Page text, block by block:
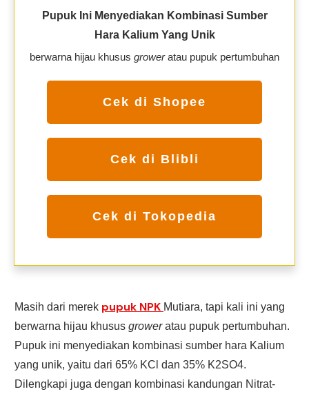
Pupuk Ini Menyediakan Kombinasi Sumber
Hara Kalium Yang Unik
berwarna hijau khusus groweratau pupuk pertumbuhan
Cek di Shopee
Cek di Blibli
Cek di Tokopedia
Masih dari merek pupuk NPK Mutiara, tapi kali ini yang
berwarna hijau khusus groweratau pupuk pertumbuhan.
Pupuk ini menyediakan kombinasi sumber hara Kalium
yang unik, yaitu dari 65% KCl dan 35% K2SO4.
Dilengkapi juga dengan kombinasi kandungan Nitrat-